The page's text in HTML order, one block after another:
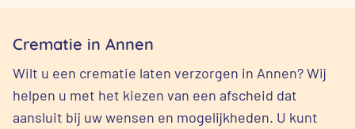
Crematie in Annen
Wilt u een crematie laten verzorgen in Annen? Wij
helpen u met het kiezen van een afscheid dat
aansluit bij uw wensen en mogelijkheden. U kunt